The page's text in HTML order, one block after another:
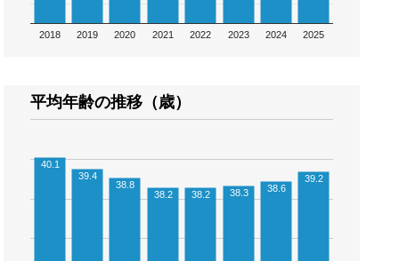
2018 2019 2020 2021 2022 2023 2024 2025
平均年齢の推移（歳）
40.1
39.4
38.8
38.2
38.2 38.3 38.6
39.2